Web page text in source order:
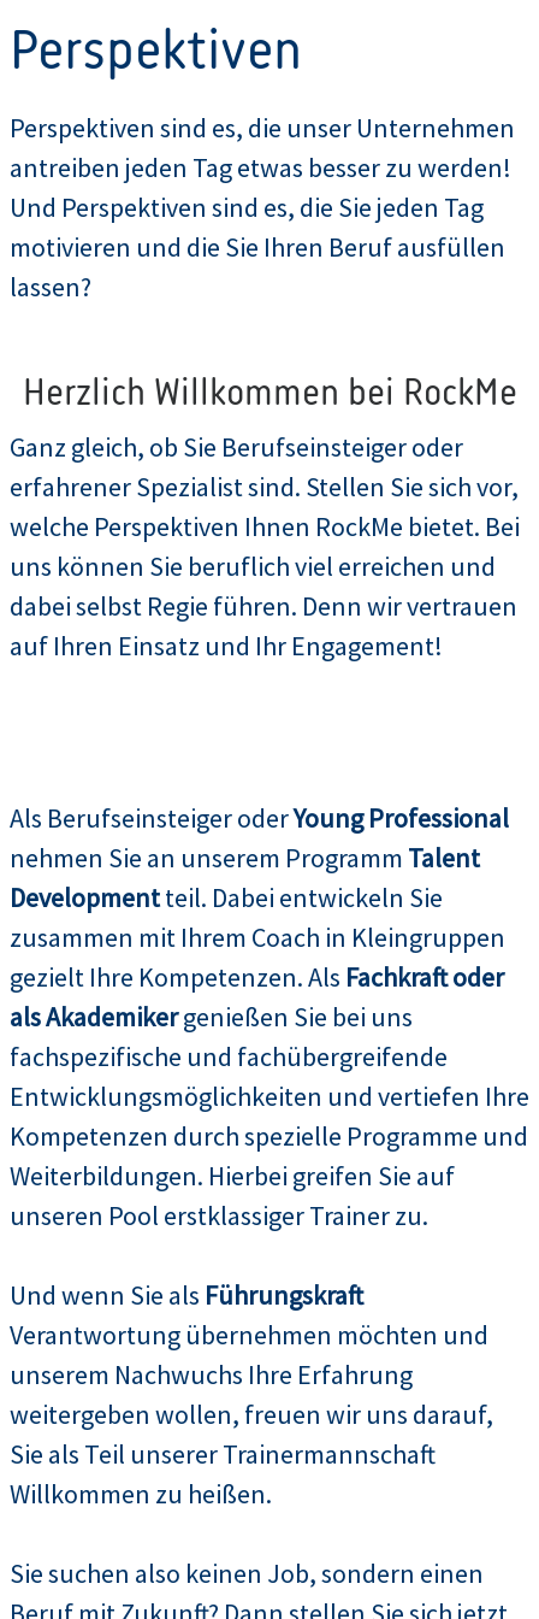
Perspektiven
Perspektiven sind es, die unser Unternehmen
antreiben jeden Tag etwas besser zu werden!
Und Perspektiven sind es, die Sie jeden Tag
motivieren und die Sie Ihren Beruf ausfüllen
lassen?
Herzlich Willkommen bei RockMe
Ganz gleich, ob Sie Berufseinsteiger oder
erfahrener Spezialist sind. Stellen Sie sich vor,
welche Perspektiven Ihnen RockMe bietet. Bei
uns können Sie beruflich viel erreichen und
dabei selbst Regie führen. Denn wir vertrauen
auf Ihren Einsatz und Ihr Engagement!
Als Berufseinsteiger oderYoung Professional
nehmen Sie an unserem Programm Talent
Developmentteil. Dabei entwickeln Sie
zusammen mit Ihrem Coach in Kleingruppen
gezielt Ihre Kompetenzen. Als Fachkraft oder
als Akademikergenießen Sie bei uns
fachspezifische und fachübergreifende
Entwicklungsmöglichkeiten und vertiefen Ihre
Kompetenzen durch spezielle Programme und
Weiterbildungen. Hierbei greifen Sie auf
unseren Pool erstklassiger Trainer zu.
Und wenn Sie als Führungskraft
Verantwortung übernehmen möchten und
unserem Nachwuchs Ihre Erfahrung
weitergeben wollen, freuen wir uns darauf,
Sie als Teil unserer Trainermannschaft
Willkommen zu heißen.
Sie suchen also keinen Job, sondern einen